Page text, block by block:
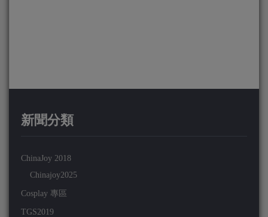
新聞分類
ChinaJoy 2018
Chinajoy2025
Cosplay 專區
TGS2019